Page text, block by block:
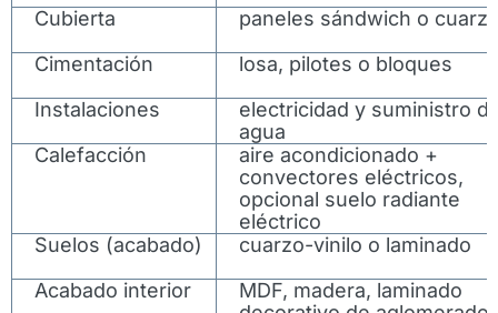
Cubierta
paneles sándwich o
Cimentación
losa, pilotes o bloques
Instalaciones
electricidad y suministro
agua
Calefacción
aire acondicionado +
convectores eléctricos,
opcional suelo radiante
eléctrico
Suelos (acabado)
cuarzo-vinilo o laminado
Acabado interior
MDF, madera, laminado